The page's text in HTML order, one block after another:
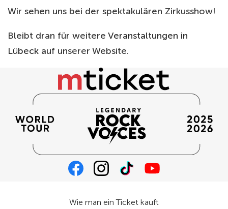
Wir sehen uns bei der spektakulären Zirkusshow!
Bleibt dran für weitere Veranstaltungen in
Lübeck auf unserer Website.
Wie man ein Ticket kauft